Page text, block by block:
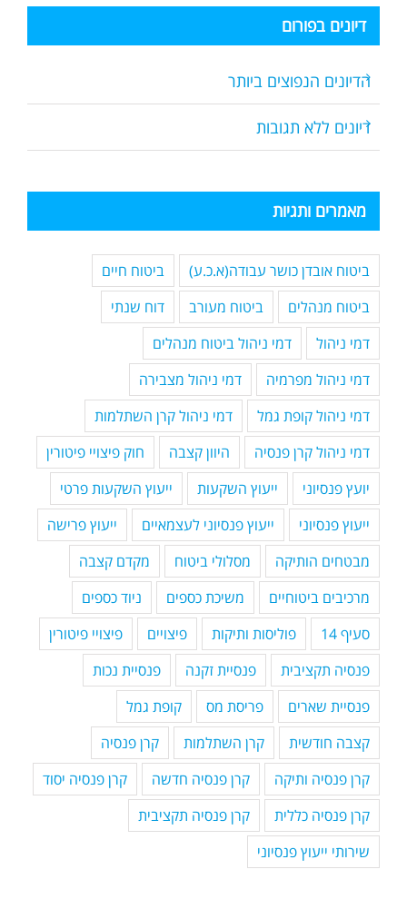
דיונים בפורום
הדיונים הנפוצים ביותר
דיונים ללא תגובות
מאמרים ותגיות
ביטוח אובדן כושר עבודה(א.כ.ע)
ביטוח חיים
ביטוח מנהלים
ביטוח מעורב
דוח שנתי
דמי ניהול
דמי ניהול ביטוח מנהלים
דמי ניהול מפרמיה
דמי ניהול מצבירה
דמי ניהול קופת גמל
דמי ניהול קרן השתלמות
דמי ניהול קרן פנסיה
היוון קצבה
חוק פיצויי פיטורין
יועץ פנסיוני
ייעוץ השקעות
ייעוץ השקעות פרטי
ייעוץ פנסיוני
ייעוץ פנסיוני לעצמאיים
ייעוץ פרישה
מבטחים הותיקה
מסלולי ביטוח
מקדם קצבה
מרכיבים ביטוחיים
משיכת כספים
ניוד כספים
סעיף 14
פוליסות ותיקות פיצויים
פיצויי פיטורין
פנסיה תקציבית
פנסיית זקנה
פנסיית נכות
פנסיית שארים
פריסת מס
קופת גמל
קצבה חודשית
קרן השתלמות
קרן פנסיה
קרן פנסיה ותיקה
קרן פנסיה חדשה
קרן פנסיה יסוד
קרן פנסיה כללית
קרן פנסיה תקציבית
שירותי ייעוץ פנסיוני